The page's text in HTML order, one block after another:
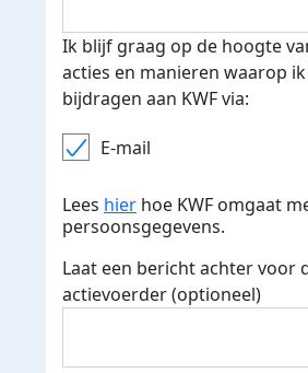
Ik blijf graag op de hoogte
acties en manieren waarop
bijdragen aan KWF via:
E-mail
Lees hier hoe KWF omgaat
persoonsgegevens.
Laat een bericht achter voor
actievoerder (optioneel)